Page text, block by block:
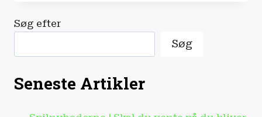
SUPPORT
Søg efter
Søg
Seneste Artikler